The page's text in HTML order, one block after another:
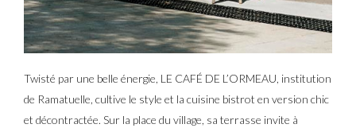
Twisté par une belle énergie, LE CAFÉ DE L’ORMEAU, institution
de Ramatuelle, cultive le style et la cuisine bistrot en version chic
et décontractée. Sur la place du village, sa terrasse invite à